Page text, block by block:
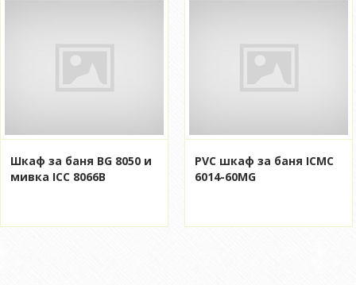
Шкаф за баня BG 8050 и
мивка ICC 8066B
PVC шкаф за баня ICMC
6014-60MG